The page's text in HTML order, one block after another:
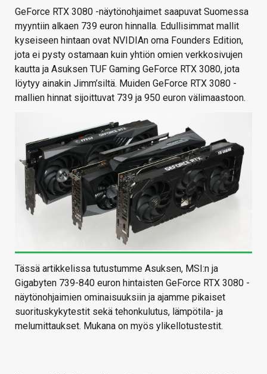
GeForce RTX 3080 -näytönohjaimet saapuvat Suomessa
myyntiin alkaen 739 euron hinnalla. Edullisimmat mallit
kyseiseen hintaan ovat NVIDIAn oma Founders Edition,
jota ei pysty ostamaan kuin yhtiön omien verkkosivujen
kautta ja Asuksen TUF Gaming GeForce RTX 3080, jota
löytyy ainakin Jimm’siltä. Muiden GeForce RTX 3080 -
mallien hinnat sijoittuvat 739 ja 950 euron välimaastoon.
Tässä artikkelissa tutustumme Asuksen, MSI:n ja
Gigabyten 739-840 euron hintaisten GeForce RTX 3080 -
näytönohjaimien ominaisuuksiin ja ajamme pikaiset
suorituskykytestit sekä tehonkulutus, lämpötila- ja
melumittaukset. Mukana on myös ylikellotustestit.